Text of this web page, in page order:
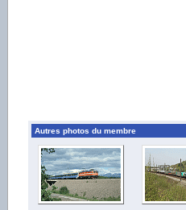
Autres photos du membre